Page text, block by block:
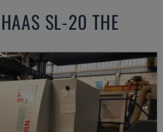
HAAS SL-20 THE